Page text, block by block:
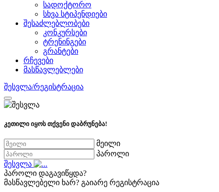
სადოქტორო
სხვა სტიპენდიები
შესაძლებლობები
კონკურსები
ტრენინგები
გრანტები
რჩევები
მასწავლებლები
შესვლა/რეგისტრაცია
კეთილი იყოს თქვენი დაბრუნება!
მეილი
პაროლი
შესვლა
პაროლი დაგავიწყდა?
მასწავლებელი ხარ? გაიარე რეგისტრაცია